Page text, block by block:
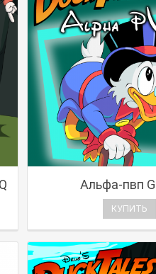
Альфа-пвп
КУПИТЬ